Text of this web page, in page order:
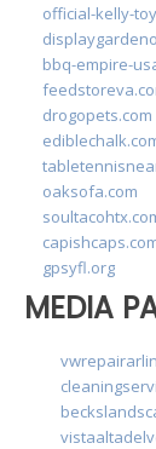
official-kelly-
bbq-empire-
drogopets.com
oaksofa.com
gpsyfl.org
MEDIA